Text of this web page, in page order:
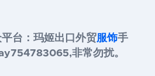
台：玛姬出口外贸服饰手
非常勿扰。